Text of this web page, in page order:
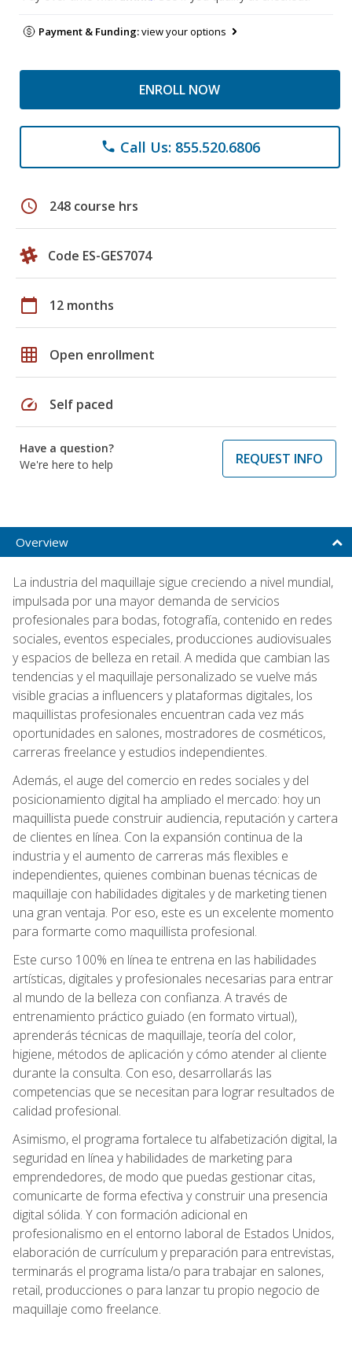
Payment & Funding:view your options
ENROLL NOW
phone Call Us: 855.520.6806
schedule 248 course hrs
Code ES-GES7074
calendar_today 12 months
grid_on Open enrollment
speed Self paced
Have a question?
We're here to help
REQUEST INFO
Overview
La industria del maquillaje sigue creciendo a nivel mundial,
impulsada por una mayor demanda de servicios
profesionales para bodas, fotografía, contenido en redes
sociales, eventos especiales, producciones audiovisuales
y espacios de belleza en retail. A medida que cambian las
tendencias y el maquillaje personalizado se vuelve más
visible gracias a influencers y plataformas digitales, los
maquillistas profesionales encuentran cada vez más
oportunidades en salones, mostradores de cosméticos,
carreras freelance y estudios independientes.
Además, el auge del comercio en redes sociales y del
posicionamiento digital ha ampliado el mercado: hoy un
maquillista puede construir audiencia, reputación y cartera
de clientes en línea. Con la expansión continua de la
industria y el aumento de carreras más flexibles e
independientes, quienes combinan buenas técnicas de
maquillaje con habilidades digitales y de marketing tienen
una gran ventaja. Por eso, este es un excelente momento
para formarte como maquillista profesional.
Este curso 100% en línea te entrena en las habilidades
artísticas, digitales y profesionales necesarias para entrar
al mundo de la belleza con confianza. A través de
entrenamiento práctico guiado (en formato virtual),
aprenderás técnicas de maquillaje, teoría del color,
higiene, métodos de aplicación y cómo atender al cliente
durante la consulta. Con eso, desarrollarás las
competencias que se necesitan para lograr resultados de
calidad profesional.
Asimismo, el programa fortalece tu alfabetización digital, la
seguridad en línea y habilidades de marketing para
emprendedores, de modo que puedas gestionar citas,
comunicarte de forma efectiva y construir una presencia
digital sólida. Y con formación adicional en
profesionalismo en el entorno laboral de Estados Unidos,
elaboración de currículum y preparación para entrevistas,
terminarás el programa lista/o para trabajar en salones,
retail, producciones o para lanzar tu propio negocio de
maquillaje como freelance.